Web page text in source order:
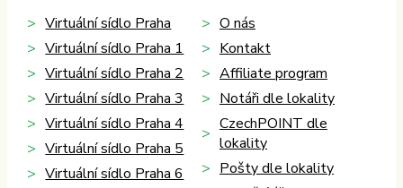
Virtuální sídlo Praha
Virtuální sídlo Praha 1
Virtuální sídlo Praha 2
Virtuální sídlo Praha 3
Virtuální sídlo Praha 4
Virtuální sídlo Praha 5
Virtuální sídlo Praha 6
O nás
Kontakt
Affiliate program
Notáři dle lokality
CzechPOINT dle
lokality
Pošty dle lokality